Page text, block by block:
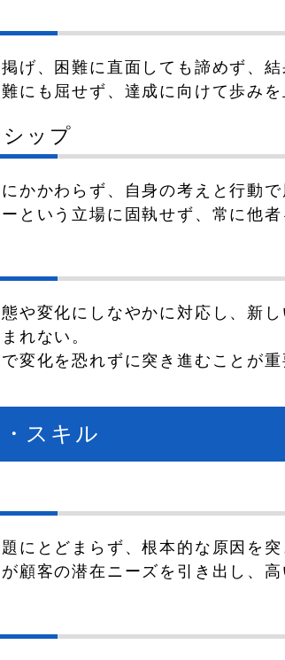
げ、困難に直面しても諦めず、
にも屈せず、達成に向けて歩み
シップ
かかわらず、自身の考えと行動
という立場に固執せず、常に他
や変化にしなやかに対応し、新
れない。
変化を恐れずに突き進むことが重
スキル
にとどまらず、根本的な原因を
顧客の潜在ニーズを引き出し、高